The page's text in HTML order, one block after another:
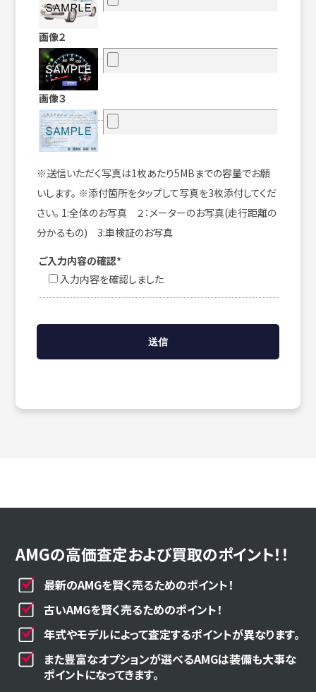
画像２
画像３
※送信いただく写真は1枚あたり5MBまでの容量でお願
いします。 ※添付箇所をタップして写真を3枚添付してくだ
さい。 1:全体のお写真 ２：メーターのお写真(走行距離の
分かるもの) 3:車検証のお写真
ご入力内容の確認*
入力内容を確認しました
AMGの高価査定および買取のポイント！！
最新のAMGを賢く売るためのポイント！
古いAMGを賢く売るためのポイント！
年式やモデルによって査定するポイントが異なります。
また豊富なオプションが選べるAMGは装備も大事な
ポイントになってきます。